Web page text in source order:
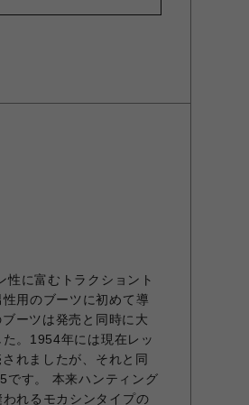
性に富むトラクショント
用のブーツに初めて導
ーツは発売と同時に大
。1954年には現在レッ
れましたが、それと同
です。 本来ハンティング
れるモカシンタイプの